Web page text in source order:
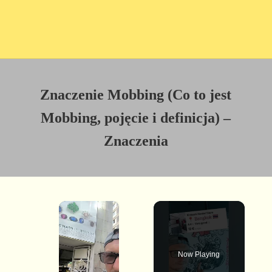
Znaczenie Mobbing (Co to jest
Mobbing, pojęcie i definicja) –
Znaczenia
×
Now Playing